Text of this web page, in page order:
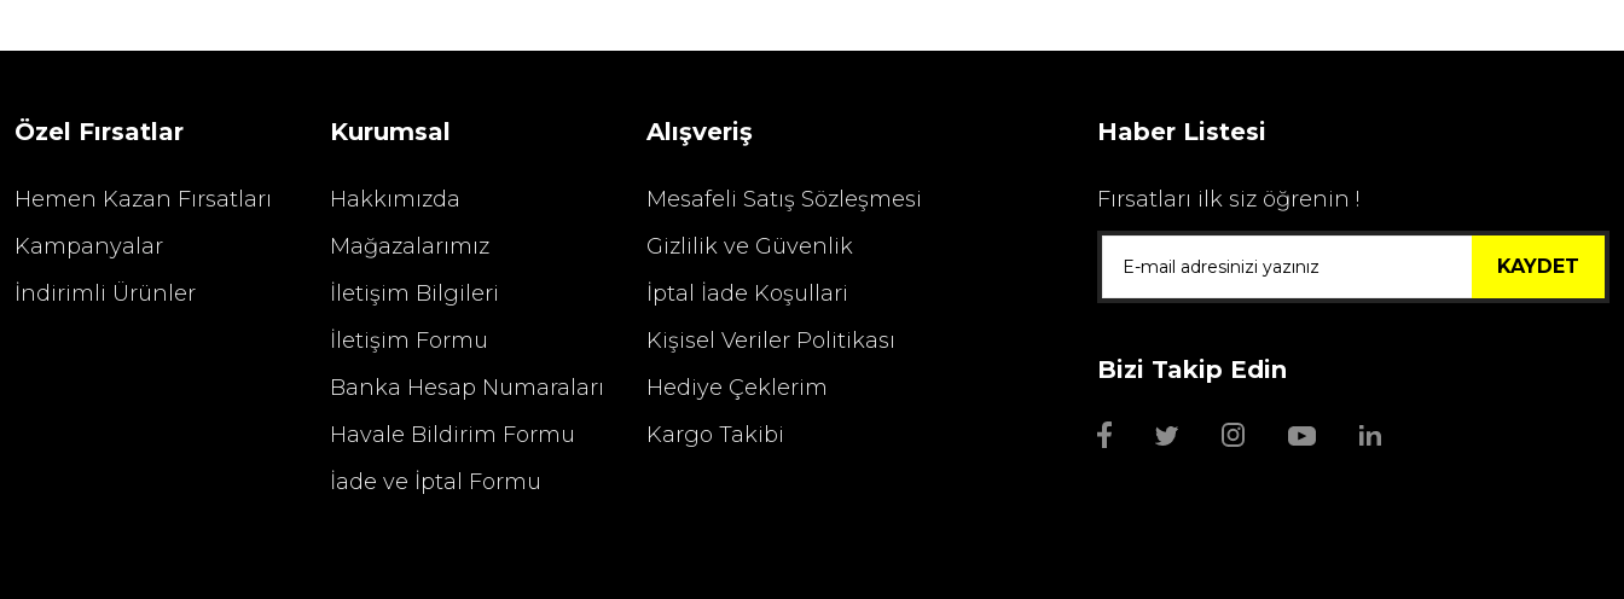
2.400,00 TL 1.680,00 TL
Wmf Bıçak Bileyi
Özel Fırsatlar
Hemen Kazan Fırsatları
Kampanyalar
İndirimli Ürünler
Kurumsal
Hakkımızda
Mağazalarımız
İletişim Bilgileri
İletişim Formu
Banka Hesap Numaraları
Havale Bildirim Formu
İade ve İptal Formu
Alışveriş
Mesafeli Satış Sözleşmesi
Gizlilik ve Güvenlik
İptal İade Koşullari
Kişisel Veriler Politikası
Hediye Çeklerim
Kargo Takibi
Haber Listesi
Fırsatları ilk siz öğrenin !
KAYDET
Bizi Takip Edin